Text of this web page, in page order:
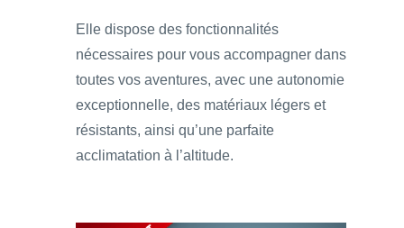
Elle dispose des fonctionnalités
nécessaires pour vous accompagner dans
toutes vos aventures, avec une autonomie
exceptionnelle, des matériaux légers et
résistants, ainsi qu’une parfaite
acclimatation à l’altitude.